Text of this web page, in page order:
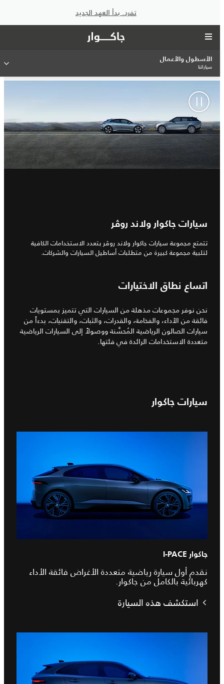
تفرد. بدأ العهد الجديد
الأسطول والأعمال
سياراتنا
سيارات جاكوار ولاند روڤر
تتمتع مجموعة سيارات جاكوار ولاند روڤر بتعدد الاستخدامات الكافية
لتلبية مجموعة كبيرة من متطلبات أساطيل السيارات والشركات.
اتساع نطاق الاختيارات
نحن نوفر مجموعات مذهلة من السيارات التي تتميز بمستويات
فائقة من الأداء، والفخامة، والقدرات، والثبات، والتقنيات، بدءاً من
سيارات الصالون الرياضية المُحسَّنة ووصولاً إلى السيارات الرياضية
متعددة الاستخدامات الرائدة في فئتها.
سيارات جاكوار
جاكوار I‑PACE
نقدم أول سيارة رياضية متعددة الأغراض فائقة الأداء
كهربائية بالكامل من جاكوار.
استكشف هذه السيارة